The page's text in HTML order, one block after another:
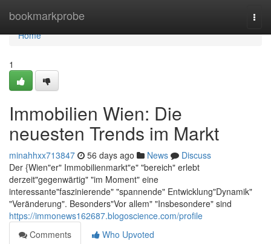
bookmarkprobe
Home
Home
1
Immobilien Wien: Die
neuesten Trends im Markt
minahhxx713847 56 days ago News
Discuss
Der {Wien"er" Immobilienmarkt"e" "bereich" erlebt
derzeit"gegenwärtig" "im Moment" eine
interessante"faszinierende" "spannende" Entwicklung"Dynamik"
"Veränderung". Besonders"Vor allem" "Insbesondere" sind
https://immonews162687.blogoscience.com/profile
Comments
Who Upvoted